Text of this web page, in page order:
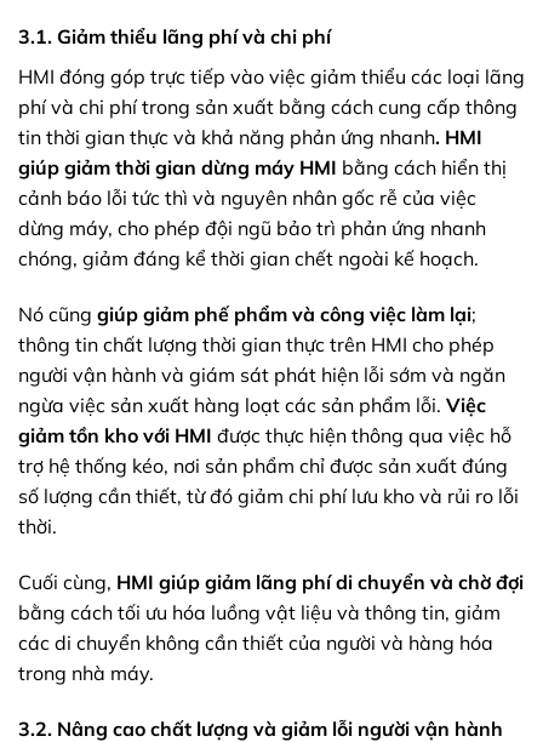
3.1. Giảm thiểu lãng phí và chi phí
HMI đóng góp trực tiếp vào việc giảm thiểu các loại lãng
phí và chi phí trong sản xuất bằng cách cung cấp thông
tin thời gian thực và khả năng phản ứng nhanh. HMI
giúp giảm thời gian dừng máy HMI bằng cách hiển thị
cảnh báo lỗi tức thì và nguyên nhân gốc rễ của việc
dừng máy, cho phép đội ngũ bảo trì phản ứng nhanh
chóng, giảm đáng kể thời gian chết ngoài kế hoạch.
Nó cũng giúp giảm phế phẩm và công việc làm lại;
thông tin chất lượng thời gian thực trên HMI cho phép
người vận hành và giám sát phát hiện lỗi sớm và ngăn
ngừa việc sản xuất hàng loạt các sản phẩm lỗi. Việc
giảm tồn kho với HMI được thực hiện thông qua việc hỗ
trợ hệ thống kéo, nơi sản phẩm chỉ được sản xuất đúng
số lượng cần thiết, từ đó giảm chi phí lưu kho và rủi ro lỗi
thời.
Cuối cùng, HMI giúp giảm lãng phí di chuyển và chờ đợi
bằng cách tối ưu hóa luồng vật liệu và thông tin, giảm
các di chuyển không cần thiết của người và hàng hóa
trong nhà máy.
3.2. Nâng cao chất lượng và giảm lỗi người vận hành